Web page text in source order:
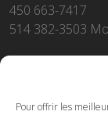
Pour offrir les
450 663-7417
514 382-3503
450 669-2362